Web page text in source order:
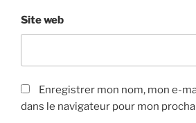
Site web
Enregistrer mon nom, mon e-
dans le navigateur pour mon